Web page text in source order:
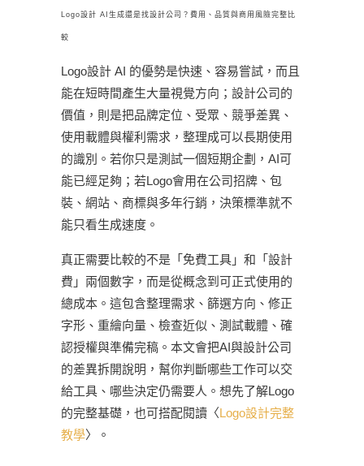
Logo設計 AI生成還是找設計公司？費用、品質與商用風險完整比
較
Logo設計 AI 的優勢是快速、容易嘗試，而且
能在短時間產生大量視覺方向；設計公司的
價值，則是把品牌定位、受眾、競爭差異、
使用載體與權利需求，整理成可以長期使用
的識別。若你只是測試一個短期企劃，AI可
能已經足夠；若Logo會用在公司招牌、包
裝、網站、商標與多年行銷，決策標準就不
能只看生成速度。
真正需要比較的不是「免費工具」和「設計
費」兩個數字，而是從概念到可正式使用的
總成本。這包含整理需求、篩選方向、修正
字形、重繪向量、檢查近似、測試載體、確
認授權與準備完稿。本文會把AI與設計公司
的差異拆開說明，幫你判斷哪些工作可以交
給工具、哪些決定仍需要人。想先了解Logo
的完整基礎，也可搭配閱讀〈Logo設計完整
教學〉。